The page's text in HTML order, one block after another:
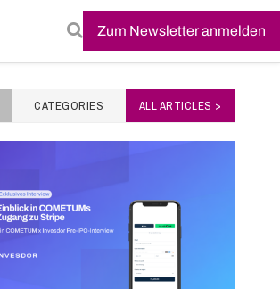
Zum Newsletter anmelden
CATEGORIES ALL ARTICLES >